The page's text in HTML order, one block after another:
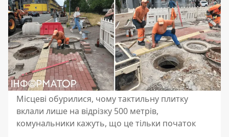
Місцеві обурилися, чому тактильну плитку
вклали лише на відрізку 500 метрів,
комунальники кажуть, що це тільки початок